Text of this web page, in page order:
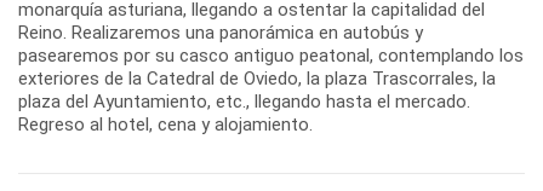
monarquía asturiana, llegando a ostentar la capitalidad del
Reino. Realizaremos una panorámica en autobús y
pasearemos por su casco antiguo peatonal, contemplando los
exteriores de la Catedral de Oviedo, la plaza Trascorrales, la
plaza del Ayuntamiento, etc., llegando hasta el mercado.